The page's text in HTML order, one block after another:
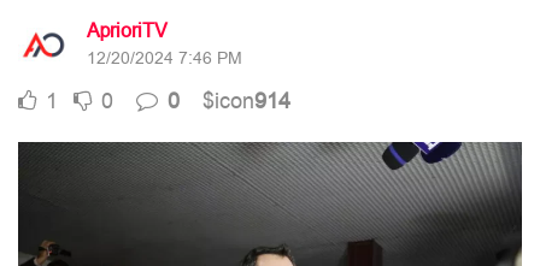
AprioriTV
12/20/2024 7:46 PM
1 0 0 $icon914